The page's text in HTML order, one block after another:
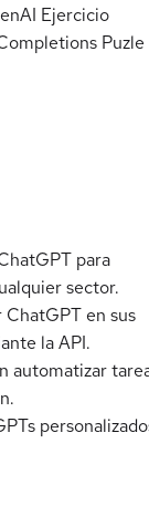
Ejercicio
Puzle
para
sector.
en sus
la API.
automatizar